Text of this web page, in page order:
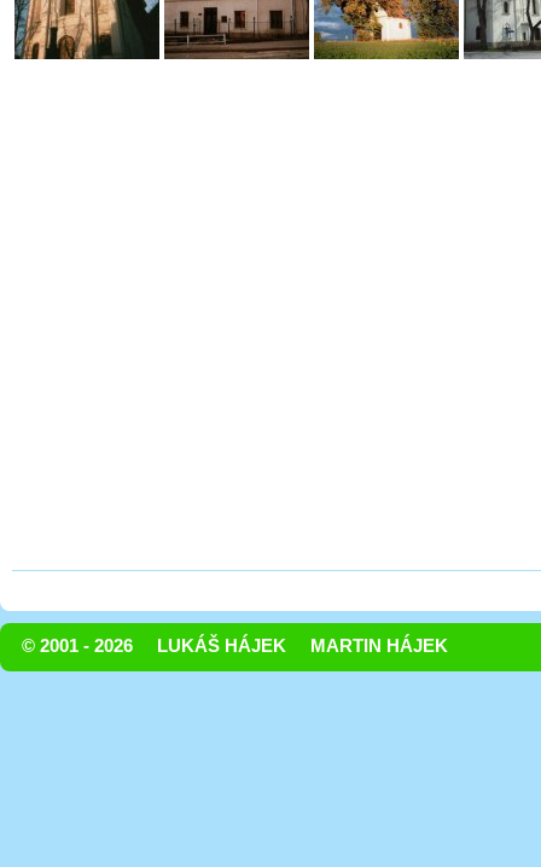
© 2001 - 2026 LUKÁŠ HÁJEK MARTIN HÁJEK